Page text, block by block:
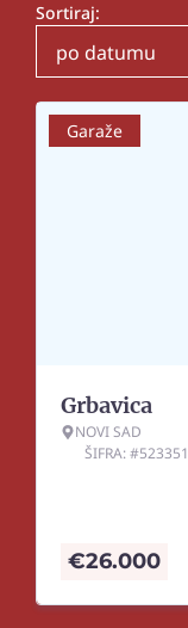
Sortiraj:
po datumu
Garaže
Grbavica
NOVI SAD
ŠIFRA: #523351
€26.000